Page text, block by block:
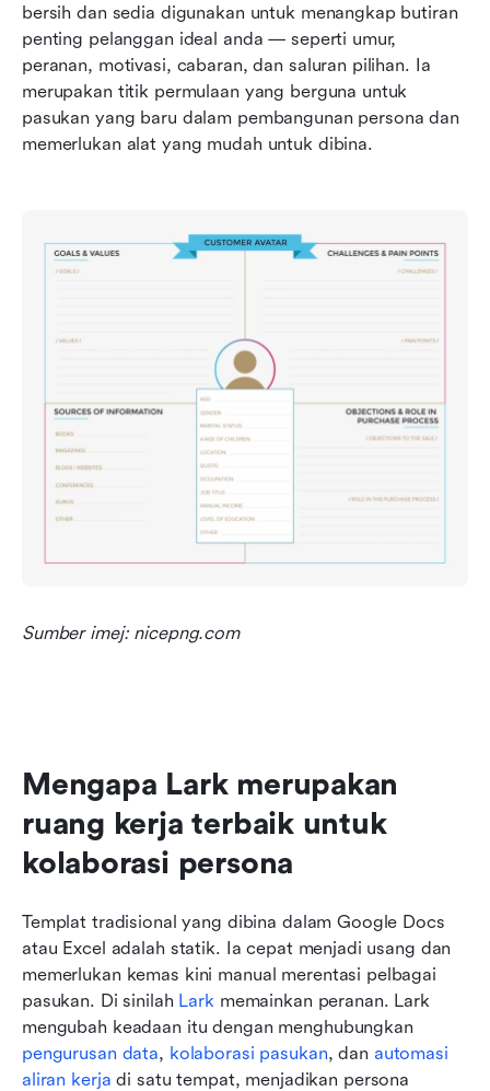
bersih dan sedia digunakan untuk menangkap butiran
penting pelanggan ideal anda — seperti umur,
peranan, motivasi, cabaran, dan saluran pilihan. Ia
merupakan titik permulaan yang berguna untuk
pasukan yang baru dalam pembangunan persona dan
memerlukan alat yang mudah untuk dibina.
Sumber imej: nicepng.com
Mengapa Lark merupakan
ruang kerja terbaik untuk
kolaborasi persona
Templat tradisional yang dibina dalam Google Docs
atau Excel adalah statik. Ia cepat menjadi usang dan
memerlukan kemas kini manual merentasi pelbagai
pasukan. Di sinilah Lark memainkan peranan. Lark
pengurusan data, kolaborasi pasukan, dan automasi
aliran kerja di satu tempat, menjadikan persona